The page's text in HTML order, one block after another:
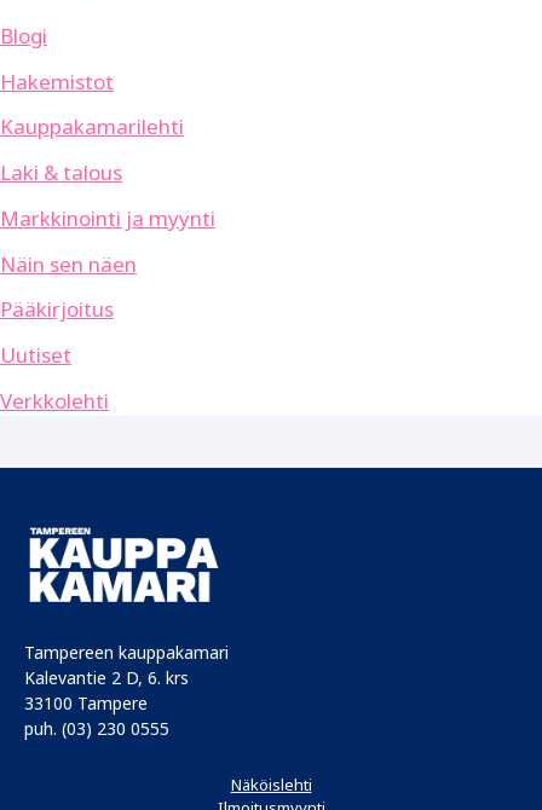
Blogi
Hakemistot
Kauppakamarilehti
Laki & talous
Markkinointi ja myynti
Näin sen näen
Pääkirjoitus
Uutiset
Verkkolehti
Tampereen kauppakamari
Kalevantie 2 D, 6. krs
33100 Tampere
puh. (03) 230 0555
Näköislehti